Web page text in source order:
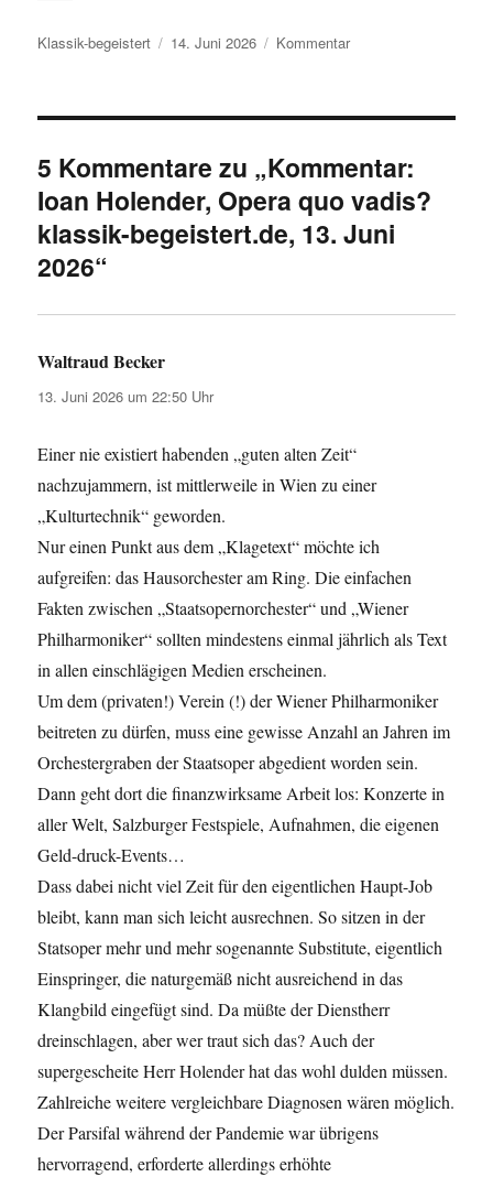
c
b
o
o
k
Autor
Klassik-begeistert
Veröffentlicht
14. Juni 2026 Kategorien
Kommentar
5 Kommentare zu „Kommentar:
Ioan Holender, Opera quo vadis?
klassik-begeistert.de, 13. Juni
2026“
Waltraud Becker
13. Juni 2026 um 22:50 Uhr
Einer nie existiert habenden „guten alten Zeit“
nachzujammern, ist mittlerweile in Wien zu einer
„Kulturtechnik“ geworden.
Nur einen Punkt aus dem „Klagetext“ möchte ich
aufgreifen: das Hausorchester am Ring. Die einfachen
Fakten zwischen „Staatsopernorchester“ und „Wiener
Philharmoniker“ sollten mindestens einmal jährlich als Text
in allen einschlägigen Medien erscheinen.
Um dem (privaten!) Verein (!) der Wiener Philharmoniker
beitreten zu dürfen, muss eine gewisse Anzahl an Jahren im
Orchestergraben der Staatsoper abgedient worden sein.
Dann geht dort die finanzwirksame Arbeit los: Konzerte in
aller Welt, Salzburger Festspiele, Aufnahmen, die eigenen
Geld-druck-Events…
Dass dabei nicht viel Zeit für den eigentlichen Haupt-Job
bleibt, kann man sich leicht ausrechnen. So sitzen in der
Statsoper mehr und mehr sogenannte Substitute, eigentlich
Einspringer, die naturgemäß nicht ausreichend in das
Klangbild eingefügt sind. Da müßte der Dienstherr
dreinschlagen, aber wer traut sich das? Auch der
supergescheite Herr Holender hat das wohl dulden müssen.
Zahlreiche weitere vergleichbare Diagnosen wären möglich.
Der Parsifal während der Pandemie war übrigens
hervorragend, erforderte allerdings erhöhte